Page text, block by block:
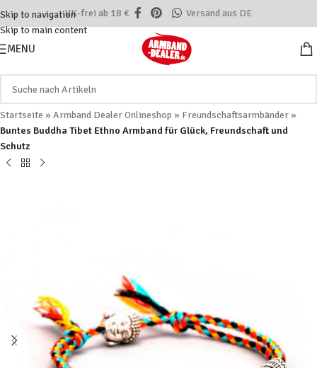
Skip to navigation
Skip to main content
VK-frei ab 18 € Versand aus DE
MENU
Startseite »Armband Dealer Onlineshop » Freundschaftsarmbänder»
Buntes Buddha Tibet Ethno Armband für Glück, Freundschaft und
Schutz